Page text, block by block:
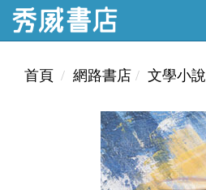
首頁 網路書店 文學小說